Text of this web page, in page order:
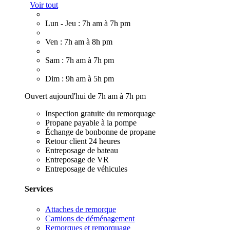
Voir tout
Lun - Jeu : 7h am à 7h pm
Ven : 7h am à 8h pm
Sam : 7h am à 7h pm
Dim : 9h am à 5h pm
Ouvert aujourd'hui de 7h am à 7h pm
Inspection gratuite du remorquage
Propane payable à la pompe
Échange de bonbonne de propane
Retour client 24 heures
Entreposage de bateau
Entreposage de VR
Entreposage de véhicules
Services
Attaches de remorque
Camions de déménagement
Remorques et remorquage